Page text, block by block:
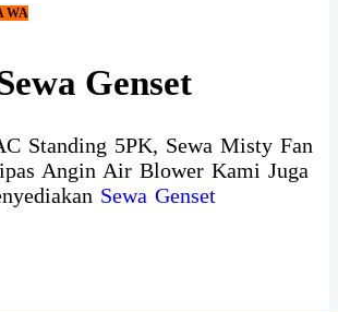
WA
Genset
Standing 5PK, Sewa Misty Fan
Angin Air Blower Kami Juga
Sewa Genset